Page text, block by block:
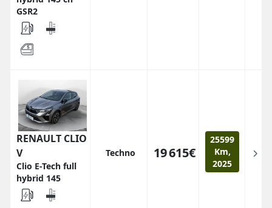
GSR2
RENAULT CLIO
V
Clio E-Tech full
hybrid 145
Techno 19 615€
25599
Km,
2025